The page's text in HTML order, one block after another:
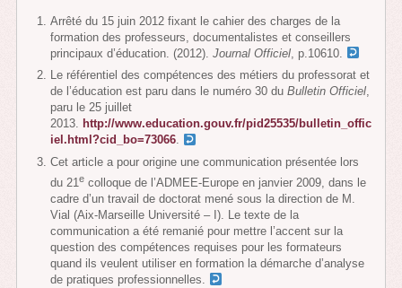
Arrêté du 15 juin 2012 fixant le cahier des charges de la
formation des professeurs, documentalistes et conseillers
principaux d’éducation. (2012).Journal Officiel , p.10610.
Le référentiel des compétences des métiers du professorat et
de l’éducation est paru dans le numéro 30 duBulletin Officiel,
paru le 25 juillet
2013. http://www.education.gouv.fr/pid25535/bulletin_offic
iel.html?cid_bo=73066.
Cet article a pour origine une communication présentée lors
du 21e colloque de l’ADMEE-Europe en janvier 2009, dans le
cadre d’un travail de doctorat mené sous la direction de M.
Vial (Aix-Marseille Université – I). Le texte de la
communication a été remanié pour mettre l’accent sur la
question des compétences requises pour les formateurs
quand ils veulent utiliser en formation la démarche d’analyse
de pratiques professionnelles.